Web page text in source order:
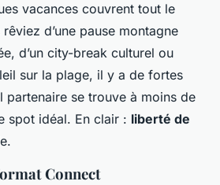
vacances couvrent tout le
d’une pause montagne
d’un city-break culturel ou
sur la plage, il y a de fortes
partenaire se trouve à moins de
spot idéal. En clair : liberté de
Connect